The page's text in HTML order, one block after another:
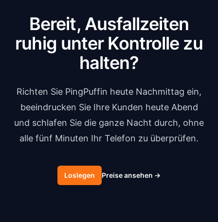
Bereit, Ausfallzeiten
ruhig unter Kontrolle zu
halten?
Richten Sie PingPuffin heute Nachmittag ein,
beeindrucken Sie Ihre Kunden heute Abend
und schlafen Sie die ganze Nacht durch, ohne
alle fünf Minuten Ihr Telefon zu überprüfen.
Loslegen Preise ansehen →